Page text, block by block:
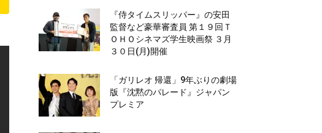
『侍タイムスリッパー』の安田
監督など豪華審査員 第１９回Ｔ
ＯＨＯシネマズ学生映画祭 ３月
３０日(月)開催
「ガリレオ 帰還」9年ぶりの劇場
版『沈黙のパレード』ジャパン
プレミア